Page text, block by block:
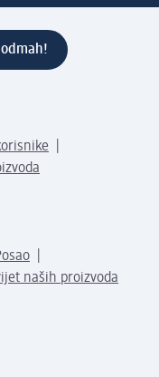
naših proizvoda